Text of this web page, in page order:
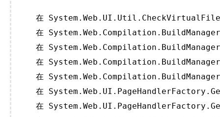
在
在
在
在
在
在
在